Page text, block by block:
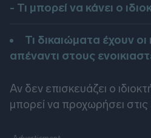
- Τι μπορεί να κάνει ο
Τι δικαιώματα έχουν
απέναντι στους
Αν δεν επισκευάζει ο
μπορεί να προχωρήσει στις